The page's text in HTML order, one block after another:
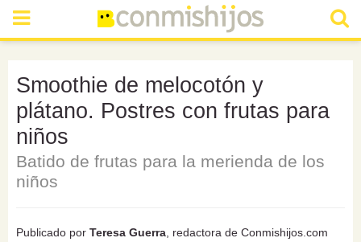
Smoothie de melocotón y
plátano. Postres con frutas para
niños
Batido de frutas para la merienda de los
niños
Publicado por Teresa Guerra , redactora de Conmishijos.com